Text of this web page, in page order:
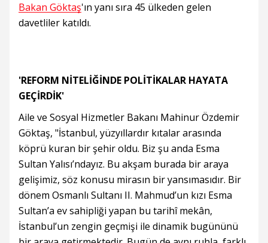
Bakan Göktaş'ın yanı sıra 45 ülkeden gelen
davetliler katıldı.
'REFORM NİTELİĞİNDE POLİTİKALAR HAYATA
GEÇİRDİK'
Aile ve Sosyal Hizmetler Bakanı Mahinur Özdemir
Göktaş, "İstanbul, yüzyıllardır kıtalar arasında
köprü kuran bir şehir oldu. Biz şu anda Esma
Sultan Yalısı’ndayız. Bu akşam burada bir araya
gelişimiz, söz konusu mirasın bir yansımasıdır. Bir
dönem Osmanlı Sultanı II. Mahmud’un kızı Esma
Sultan’a ev sahipliği yapan bu tarihî mekân,
İstanbul’un zengin geçmişi ile dinamik bugününü